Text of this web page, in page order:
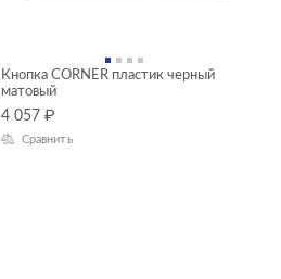
Кнопка CORNER пластик черный
матовый
4 057 ₽
Сравнить